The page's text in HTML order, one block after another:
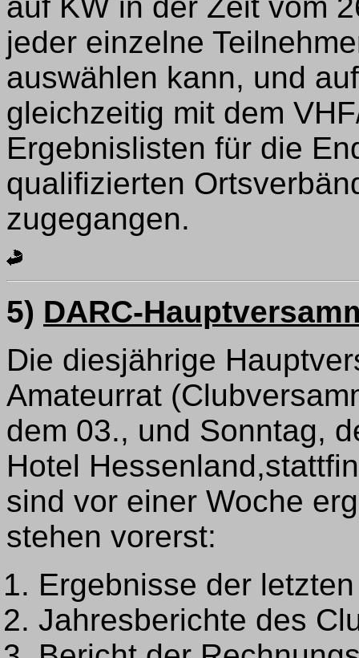
jeder einzelne
auswählen kann, und
gleichzeitig mit dem
Ergebnislisten für die
qualifizierten
zugegangen.
5) DARC-
Die diesjährige
Amateurrat
dem 03., und Sonntag,
Hotel
sind vor einer Woche
stehen vorerst:
Ergebnisse der
Jahresberichte des